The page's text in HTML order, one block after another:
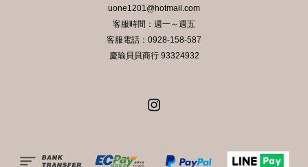
uone1201@hotmail.com
客服時間：週一～週五
客服電話：0928-158-587
慶瑜貝貝商行 93324932